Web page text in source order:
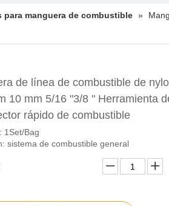
para manguera de combustible »
de línea de combustible de
10 mm 5/16 "3/8 " Herramienta
rápido de combustible
1Set/Bag
sistema de combustible general